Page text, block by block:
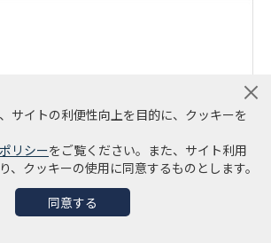
サイトの利便性向上を目的に、クッキーを
リシーをご覧ください。また、サイト利用
、クッキーの使用に同意するものとします。
同意する